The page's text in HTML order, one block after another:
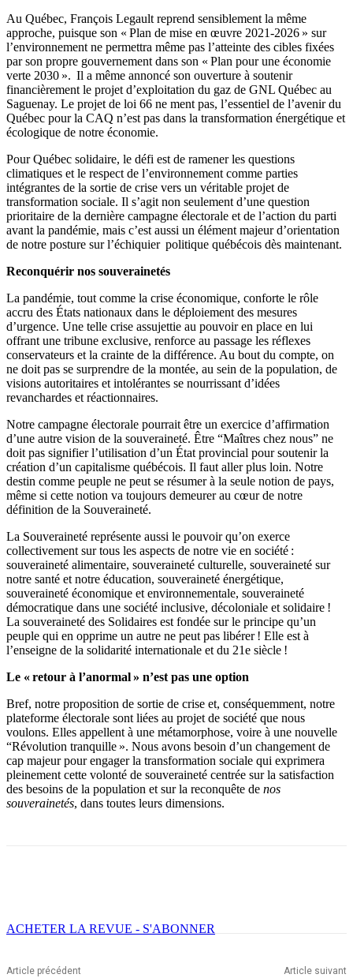
Au Québec, François Legault reprend sensiblement la même
approche, puisque son « Plan de mise en œuvre 2021-2026 » sur
l’environnement ne permettra même pas l’atteinte des cibles fixées
par son propre gouvernement dans son « Plan pour une économie
verte 2030 ». Il a même annoncé son ouverture à soutenir
financièrement le projet d’exploitation du gaz de GNL Québec au
Saguenay. Le projet de loi 66 ne ment pas, l’essentiel de l’avenir du
Québec pour la CAQ n’est pas dans la transformation énergétique et
écologique de notre économie.
Pour Québec solidaire, le défi est de ramener les questions
climatiques et le respect de l’environnement comme parties
intégrantes de la sortie de crise vers un véritable projet de
transformation sociale. Il s’agit non seulement d’une question
prioritaire de la dernière campagne électorale et de l’action du parti
avant la pandémie, mais c’est aussi un élément majeur d’orientation
de notre posture sur l’échiquier politique québécois dès maintenant.
Reconquérir nos souverainetés
La pandémie, tout comme la crise économique, conforte le rôle
accru des États nationaux dans le déploiement des mesures
d’urgence. Une telle crise assujettie au pouvoir en place en lui
offrant une tribune exclusive, renforce au passage les réflexes
conservateurs et la crainte de la différence. Au bout du compte, on
ne doit pas se surprendre de la montée, au sein de la population, de
visions autoritaires et intolérantes se nourrissant d’idées
revanchardes et réactionnaires.
Notre campagne électorale pourrait être un exercice d’affirmation
d’une autre vision de la souveraineté. Être “Maîtres chez nous” ne
doit pas signifier l’utilisation d’un État provincial pour soutenir la
création d’un capitalisme québécois. Il faut aller plus loin. Notre
destin comme peuple ne peut se résumer à la seule notion de pays,
même si cette notion va toujours demeurer au cœur de notre
définition de la Souveraineté.
La Souveraineté représente aussi le pouvoir qu’on exerce
collectivement sur tous les aspects de notre vie en société :
souveraineté alimentaire, souveraineté culturelle, souveraineté sur
notre santé et notre éducation, souveraineté énergétique,
souveraineté économique et environnementale, souveraineté
démocratique dans une société inclusive, décoloniale et solidaire !
La souveraineté des Solidaires est fondée sur le principe qu’un
peuple qui en opprime un autre ne peut pas libérer ! Elle est à
l’enseigne de la solidarité internationale et du 21e siècle !
Le « retour à l’anormal » n’est pas une option
Bref, notre proposition de sortie de crise et, conséquemment, notre
plateforme électorale sont liées au projet de société que nous
voulons. Elles appellent à une métamorphose, voire à une nouvelle
“Révolution tranquille ». Nous avons besoin d’un changement de
cap majeur pour engager la transformation sociale qui exprimera
pleinement cette volonté de souveraineté centrée sur la satisfaction
des besoins de la population et sur la reconquête de nos
souverainetés, dans toutes leurs dimensions.
ACHETER LA REVUE - S'ABONNER
Article précédent Article suivant